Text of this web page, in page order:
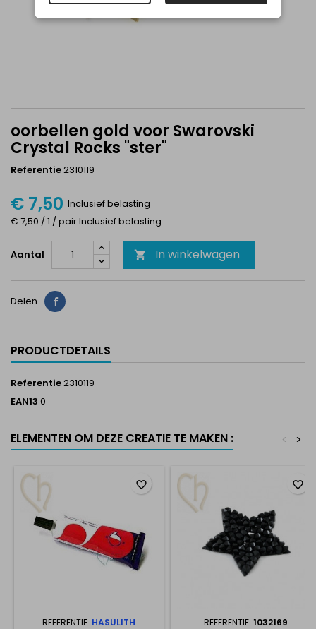
oorbellen gold voor Swarovski
Crystal Rocks "ster"
Referentie2310119
€ 7,50 Inclusief belasting
€ 7,50 / 1 / pair Inclusief belasting
Aantal  In winkelwagen
Delen Delen
PRODUCTDETAILS
Referentie2310119
EAN13 0
ELEMENTEN OM DEZE CREATIE TE MAKEN : >
<
REFERENTIE: HASULITH
favorite_border
REFERENTIE: 1032169
favorite_border